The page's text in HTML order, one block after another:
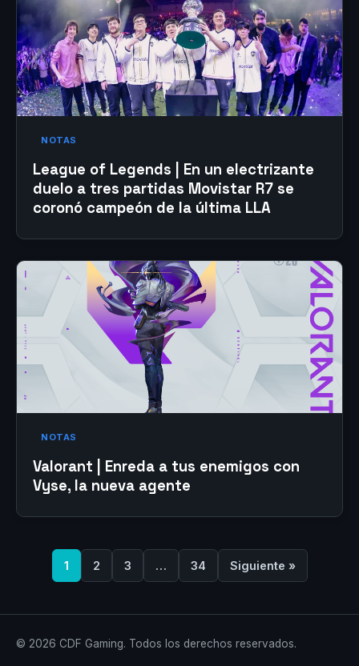
NOTAS
League of Legends | En un electrizante
duelo a tres partidas Movistar R7 se
coronó campeón de la última LLA
NOTAS
Valorant | Enreda a tus enemigos con
Vyse, la nueva agente
1 2 3 … 34 Siguiente »
© 2026 CDF Gaming. Todos los derechos reservados.